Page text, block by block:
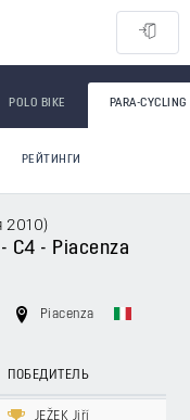
POLO BIKE PARA-CYCLING
РЕЙТИНГИ
2010)
C4 - Piacenza
Piacenza
ПОБЕДИТЕЛЬ
JEŽEK Jiří